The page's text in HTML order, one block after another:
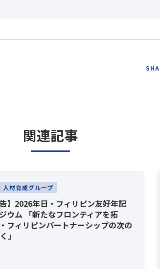
関連記事
人材育成グループ
告】2026年日・フィリピン友好年記
ウム 「新たなフロンティアを拓
フィリピンパートナーシップの次の
」